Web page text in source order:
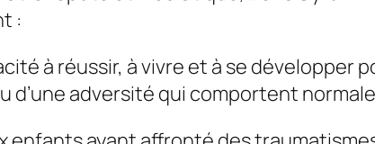
:
à réussir, à vivre et à se
d’une adversité qui comportent